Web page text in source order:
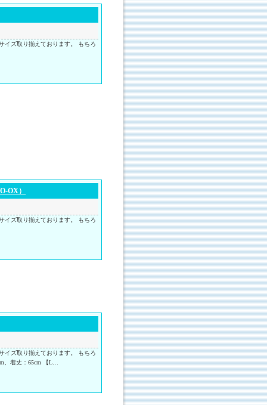
イズ取り揃えております。 もちろ
OX）
イズ取り揃えております。 もちろ
イズ取り揃えております。 もちろ
、着丈：65cm 【L…